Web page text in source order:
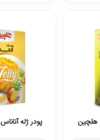
پودر ژله آناناس ۱۰۰ گرمی هلچین